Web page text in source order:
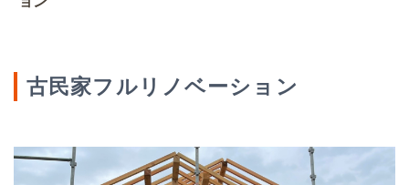
古民家フルリノベーション